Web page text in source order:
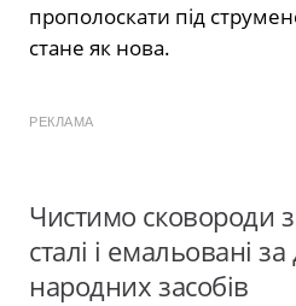
прополоскати під
стане як нова.
РЕКЛАМА
Чистимо сковороди
сталі і емальовані
народних засобів